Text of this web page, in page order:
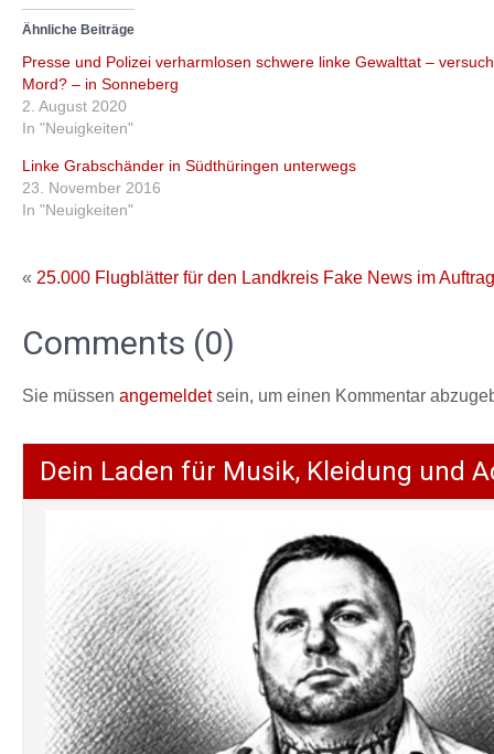
Ähnliche Beiträge
Presse und Polizei verharmlosen schwere linke Gewalttat –
Mord? – in Sonneberg
2. August 2020
In "Neuigkeiten"
Linke Grabschänder in Südthüringen unterwegs
23. November 2016
In "Neuigkeiten"
« 25.000 Flugblätter für den Landkreis Fake News im
Comments (0)
Sie müssen angemeldetsein, um einen Kommentar
Dein Laden für Musik, Kleidung und